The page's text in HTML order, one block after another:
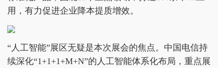
用，有力促进企业降本提质增效。
“人工智能”展区无疑是本次展会的焦点。中国电信持
续深化“1+1+1+M+N”的人工智能体系化布局，重点展